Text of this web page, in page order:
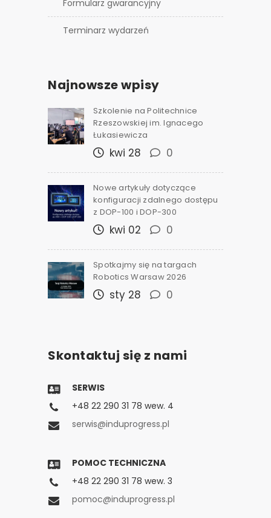
Formularz gwarancyjny
Terminarz wydarzeń
Najnowsze wpisy
Szkolenie na Politechnice
Rzeszowskiej im. Ignacego
Łukasiewicza
kwi 28 0
Nowe artykuły dotyczące
konfiguracji zdalnego dostępu
z DOP-100 i DOP-300
kwi 02 0
Spotkajmy się na targach
Robotics Warsaw 2026
sty 28 0
Skontaktuj się z nami
SERWIS
+48 22 290 31 78 wew. 4
serwis@induprogress.pl
POMOC TECHNICZNA
+48 22 290 31 78 wew. 3
pomoc@induprogress.pl